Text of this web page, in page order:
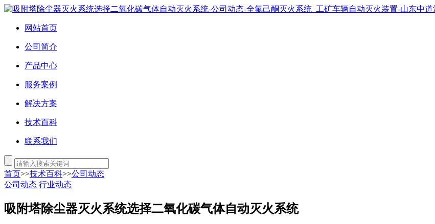
网站首页
公司简介
产品中心
服务案例
解决方案
技术百科
联系我们
首页>>技术百科>>公司动态
公司动态 行业动态
吸附塔除尘器灭火系统选择二氧化碳气体自动灭火系统